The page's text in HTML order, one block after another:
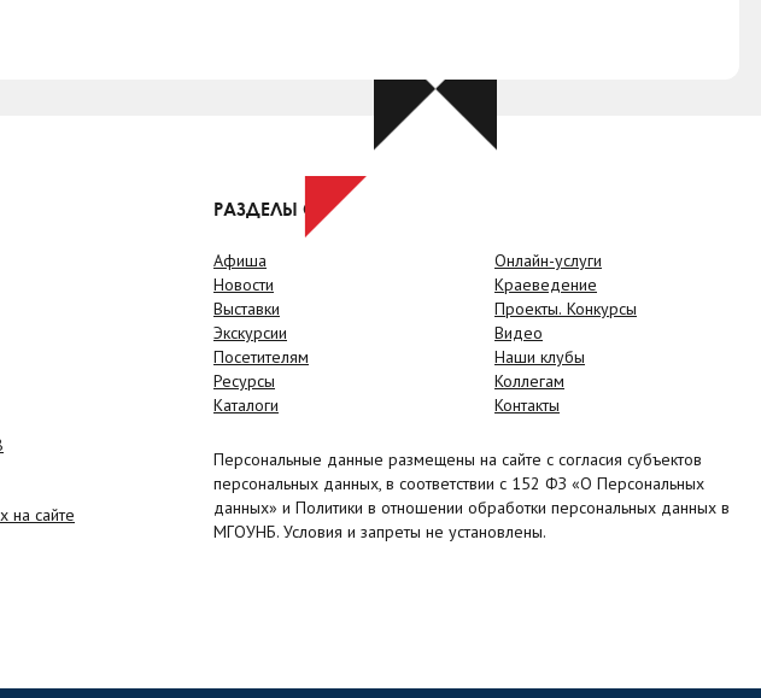
на сайте
РАЗДЕЛЫ САЙТА
Афиша
Новости
Выставки
Экскурсии
Посетителям
Ресурсы
Каталоги
Онлайн-услуги
Краеведение
Проекты. Конкурсы
Видео
Наши клубы
Коллегам
Контакты
Персональные данные размещены на сайте с согласия субъектов
персональных данных, в соответствии с 152 ФЗ «О Персональных
данных» и Политики в отношении обработки персональных данных в
МГОУНБ. Условия и запреты не установлены.